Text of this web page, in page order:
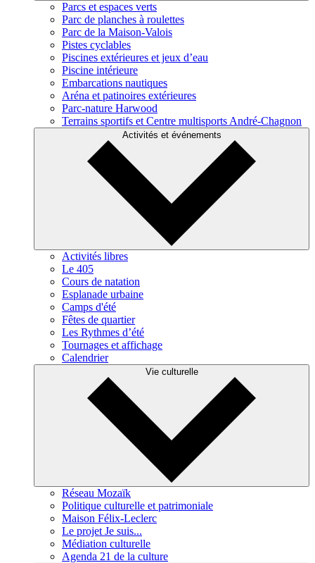
Parcs et espaces verts
Parc de planches à roulettes
Parc de la Maison-Valois
Pistes cyclables
Piscines extérieures et jeux d’eau
Piscine intérieure
Embarcations nautiques
Aréna et patinoires extérieures
Parc-nature Harwood
Terrains sportifs et Centre multisports André-Chagnon
Activités et événements
Activités libres
Le 405
Cours de natation
Esplanade urbaine
Camps d'été
Fêtes de quartier
Les Rythmes d’été
Tournages et affichage
Calendrier
Vie culturelle
Réseau Mozaïk
Politique culturelle et patrimoniale
Maison Félix-Leclerc
Le projet Je suis...
Médiation culturelle
Agenda 21 de la culture